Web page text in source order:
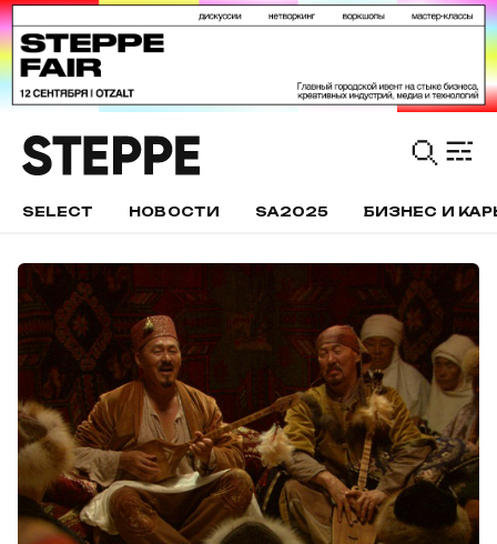
SELECT НОВОСТИ SA2025 БИЗНЕС И